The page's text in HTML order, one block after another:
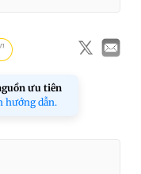
ưu tiên
hướng dẫn.